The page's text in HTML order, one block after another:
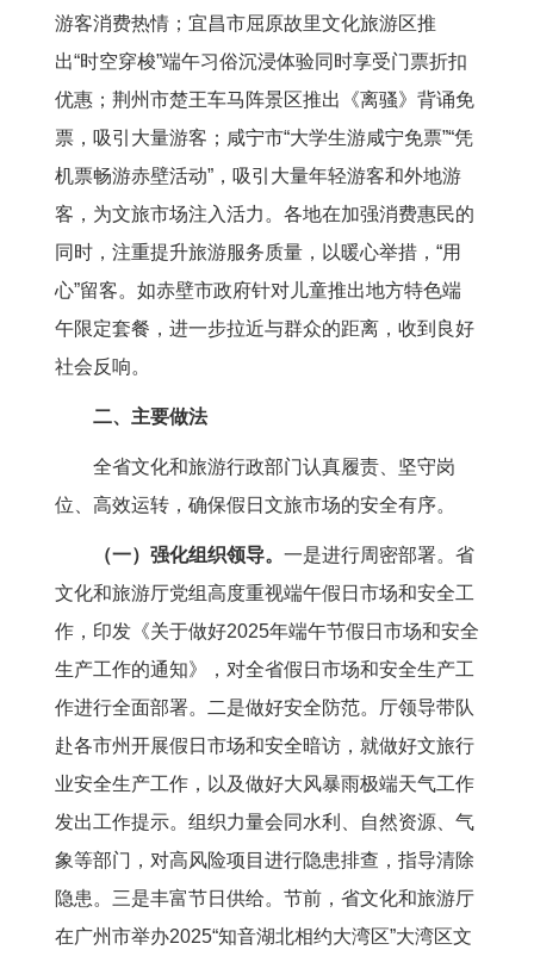
游客消费热情；宜昌市屈原故里文化旅游区推
出“时空穿梭”端午习俗沉浸体验同时享受门票折扣
优惠；荆州市楚王车马阵景区推出《离骚》背诵免
票，吸引大量游客；咸宁市“大学生游咸宁免票”“凭
机票畅游赤壁活动”，吸引大量年轻游客和外地游
客，为文旅市场注入活力。各地在加强消费惠民的
同时，注重提升旅游服务质量，以暖心举措，“用
心”留客。如赤壁市政府针对儿童推出地方特色端
午限定套餐，进一步拉近与群众的距离，收到良好
社会反响。
二、主要做法
全省文化和旅游行政部门认真履责、坚守岗
位、高效运转，确保假日文旅市场的安全有序。
（一）强化组织领导。 一是进行周密部署。省
文化和旅游厅党组高度重视端午假日市场和安全工
作，印发《关于做好2025年端午节假日市场和安全
生产工作的通知》，对全省假日市场和安全生产工
作进行全面部署。二是做好安全防范。厅领导带队
赴各市州开展假日市场和安全暗访，就做好文旅行
业安全生产工作，以及做好大风暴雨极端天气工作
发出工作提示。组织力量会同水利、自然资源、气
象等部门，对高风险项目进行隐患排查，指导清除
隐患。三是丰富节日供给。节前，省文化和旅游厅
在广州市举办2025“知音湖北相约大湾区”大湾区文